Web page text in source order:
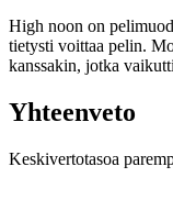
High noon on
tietysti voittaa pelin.
kanssakin, jotka
Yhteenveto
Keskivertotasoa